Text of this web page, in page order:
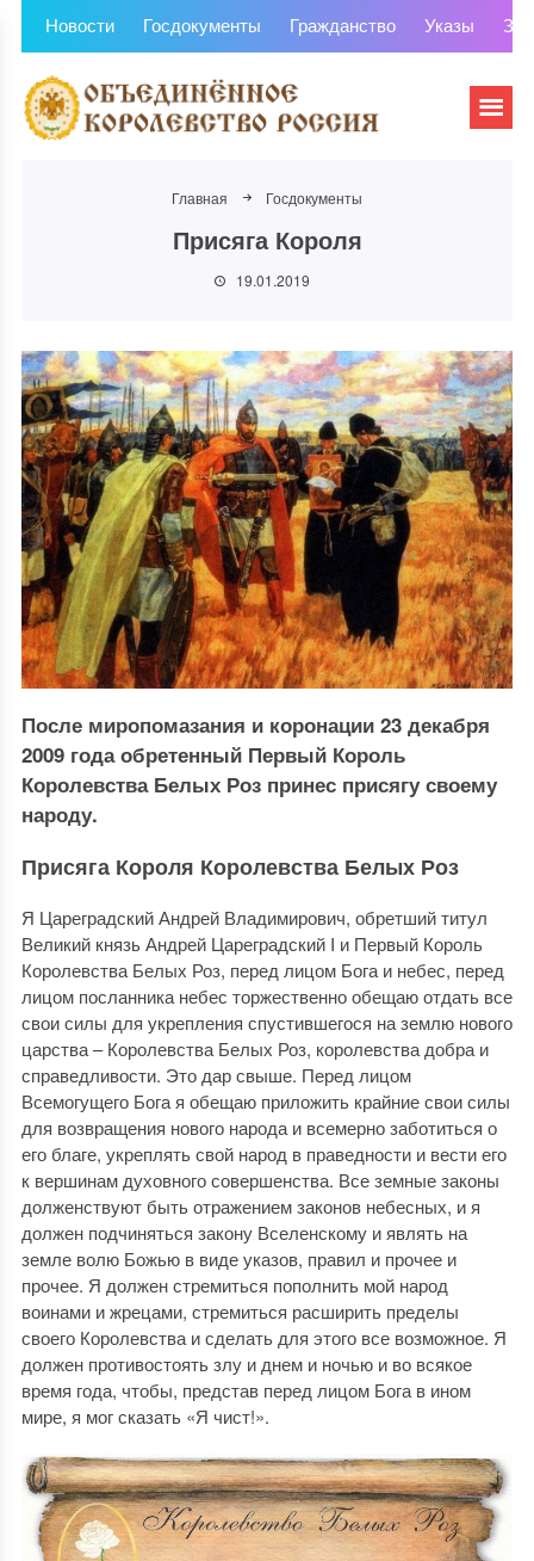
Новости Госдокументы Гражданство Указы
Главная Госдокументы
Присяга Короля
19.01.2019
После миропомазания и коронации 23 декабря
2009 года обретенный Первый Король
Королевства Белых Роз принес присягу своему
народу.
Присяга Короля Королевства Белых Роз
Я Цареградский Андрей Владимирович, обретший титул
Великий князь Андрей Цареградский I и Первый Король
Королевства Белых Роз, перед лицом Бога и небес, перед
лицом посланника небес торжественно обещаю отдать все
свои силы для укрепления спустившегося на землю нового
царства – Королевства Белых Роз, королевства добра и
справедливости. Это дар свыше. Перед лицом
Всемогущего Бога я обещаю приложить крайние свои силы
для возвращения нового народа и всемерно заботиться о
его благе, укреплять свой народ в праведности и вести его
к вершинам духовного совершенства. Все земные законы
долженствуют быть отражением законов небесных, и я
должен подчиняться закону Вселенскому и являть на
земле волю Божью в виде указов, правил и прочее и
прочее. Я должен стремиться пополнить мой народ
воинами и жрецами, стремиться расширить пределы
своего Королевства и сделать для этого все возможное. Я
должен противостоять злу и днем и ночью и во всякое
время года, чтобы, представ перед лицом Бога в ином
мире, я мог сказать «Я чист!».